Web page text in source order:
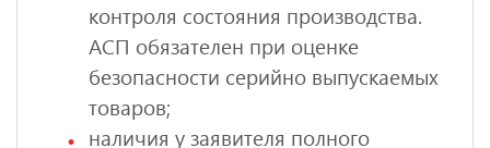
контроля состояния производства.
АСП обязателен при оценке
безопасности серийно выпускаемых
товаров;
наличия у заявителя полного